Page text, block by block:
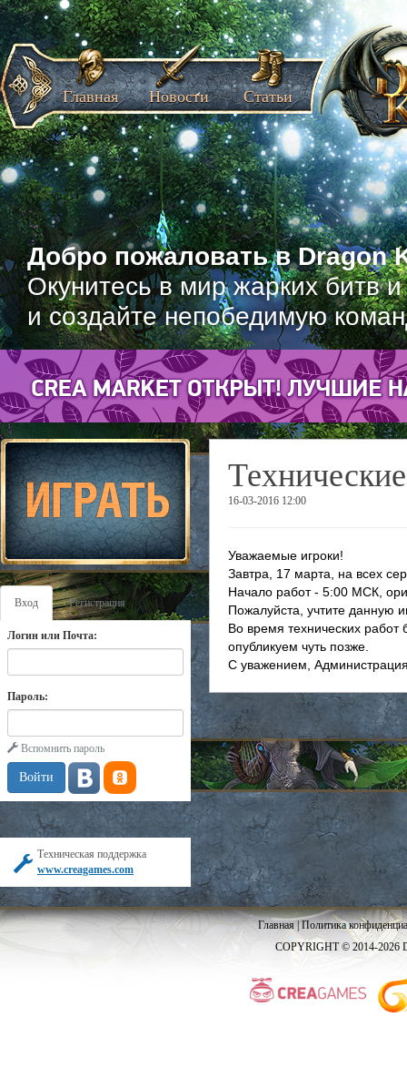
Добро пожаловать в Dragon
Окунитесь в мир жарких битв
и создайте непобедимую
Главная Новости Статьи
Вход Регистрация
Логин или Почта:
Пароль:
Вспомнить пароль
Техническая поддержка
www.creagames.com
16-03-2016 12:00
Уважаемые игроки!
Завтра, 17 марта, на всех
Начало работ - 5:00 МСК,
Пожалуйста, учтите данную
Во время технических
опубликуем чуть позже.
С уважением,
Главная|Политика
COPYRIGHT © 2014-2026